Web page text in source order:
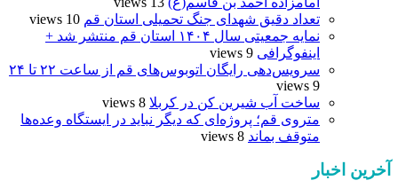
تعداد دقیق شهدای جنگ تحمیلی استان قم 10 views
نمایه جمعیتی سال ۱۴۰۴ استان قم منتشر شد +
اینفوگرافی 9 views
سرویس‌دهی رایگان اتوبوس‌های قم از ساعت ۲۲ تا ۲۴
9 views
ساخت آب شیرین کن در کربلا 8 views
متروی قم؛ پروژه‌ای که دیگر نباید در ایستگاه وعده‌ها
متوقف بماند 8 views
آخرین اخبار